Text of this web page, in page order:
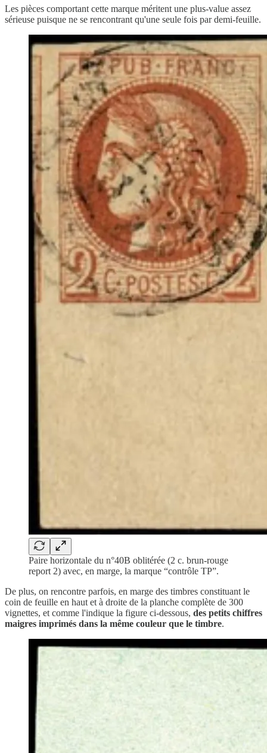
Les pièces comportant cette marque méritent une plus-value assez
sérieuse puisque ne se rencontrant qu'une seule fois par demi-feuille.
Paire horizontale du n°40B oblitérée (2 c. brun-rouge
report 2) avec, en marge, la marque “contrôle TP”.
De plus, on rencontre parfois, en marge des timbres constituant le
coin de feuille en haut et à droite de la planche complète de 300
vignettes, et comme l'indique la figure ci-dessous, des petits chiffres
maigres imprimés dans la même couleur que le timbre.